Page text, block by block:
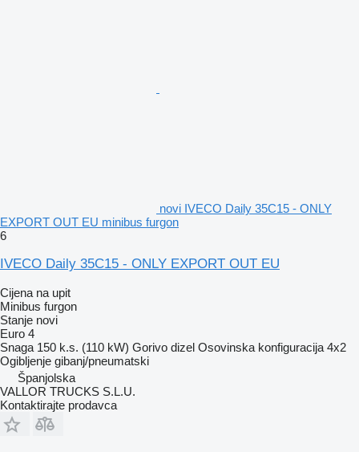
novi IVECO Daily 35C15 - ONLY
EXPORT OUT EU minibus furgon
6
IVECO Daily 35C15 - ONLY EXPORT OUT EU
Cijena na upit
Minibus furgon
Stanje novi
Euro 4
Snaga 150 k.s. (110 kW) Gorivo dizel Osovinska konfiguracija 4x2
Ogibljenje gibanj/pneumatski
Španjolska
VALLOR TRUCKS S.L.U.
Kontaktirajte prodavca